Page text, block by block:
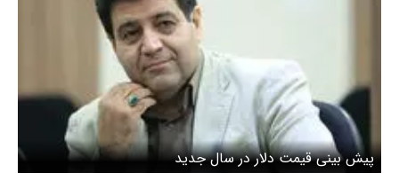
پیش بینی قیمت دلار در سال جدید